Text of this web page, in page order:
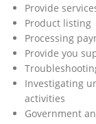
Provide
Product listing
Processing
Provide you
Investigating
activities
Government